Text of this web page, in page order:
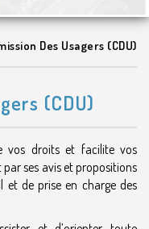
Des Usagers (CDU)
(CDU)
vos droits et facilite vos
ses avis et propositions
et de prise en charge des